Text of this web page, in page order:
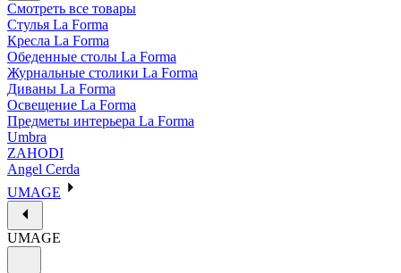
Смотреть все товары
Стулья La Forma
Кресла La Forma
Обеденные столы La Forma
Журнальные столики La Forma
Диваны La Forma
Освещение La Forma
Предметы интерьера La Forma
Umbra
ZAHODI
Angel Cerda
UMAGE
UMAGE